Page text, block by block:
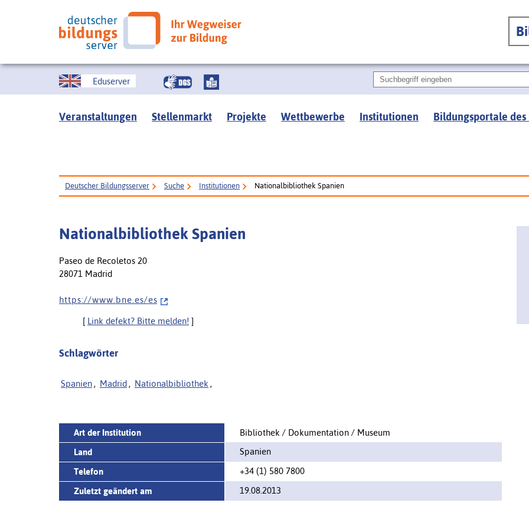
Eduserver
Veranstaltungen Stellenmarkt Projekte Wettbewerbe Institutionen Bildungsportale des
Deutscher Bildungsserver Suche Institutionen Nationalbibliothek Spanien
Nationalbibliothek Spanien
Paseo de Recoletos 20
28071 Madrid
h t t p s : / / w w w . b n e . e s / e s
[ Link defekt? Bitte melden! ]
Schlagwörter
Spanien , Madrid , Nationalbibliothek ,
Art der Institution
Bibliothek / Dokumentation / Museum
Land
Spanien
Telefon
+34 (1) 580 7800
Zuletzt geändert am
19.08.2013